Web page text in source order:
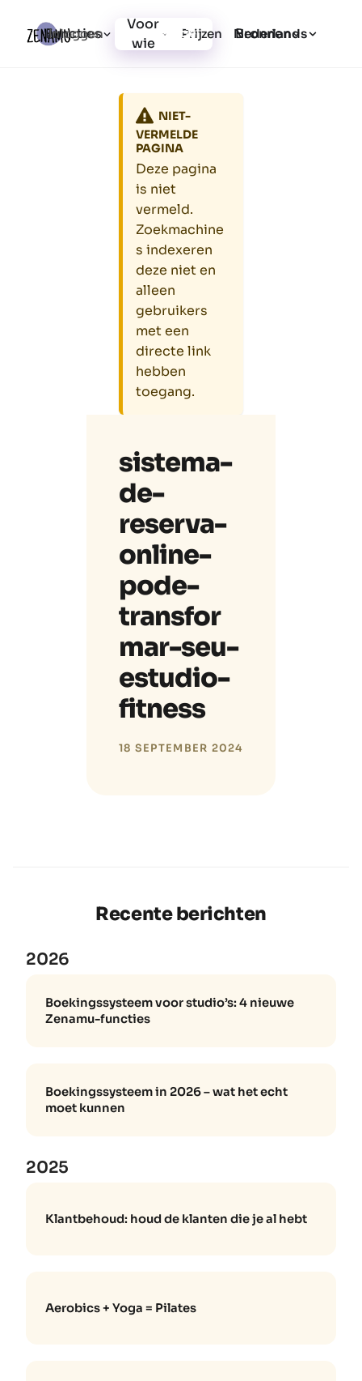
Functies
Voor
wie
Prijzen Bronnen
Inloggen Registratie Nederlands
Recente berichten
2026
Boekingssysteem voor studio’s: 4 nieuwe
Zenamu-functies
Boekingssysteem in 2026 – wat het echt
moet kunnen
2025
Klantbehoud: houd de klanten die je al hebt
Aerobics + Yoga = Pilates
NIET-
VERMELDE
PAGINA
Deze pagina
is niet
vermeld.
Zoekmachine
s indexeren
deze niet en
alleen
gebruikers
met een
directe link
hebben
toegang.
sistema-
de-
reserva-
online-
pode-
transfor
mar-seu-
estudio-
fitness
18 SEPTEMBER 2024